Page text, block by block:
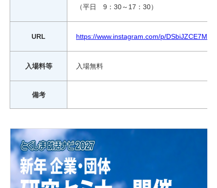
（平日 9：30～17：30）
URL https://www.instagram.com/p/DSbiJZCE7MO/
入場料等 入場無料
備考